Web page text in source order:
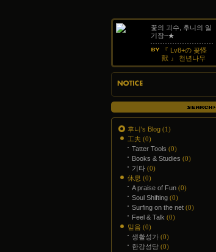
꽃의 괴수, 후니의 일
기장~★
『 Lv8+の 꽃怪
獸 』 천년나무
지사항
후니's Blog (1)
工夫 (0)
Tatter Tools (0)
Books & Studies (0)
기타 (0)
休息 (0)
A praise of Fun (0)
Soul Shifting (0)
Surfing on the net (0)
Feel & Talk (0)
믿음 (0)
생활성가 (0)
한강성당 (0)